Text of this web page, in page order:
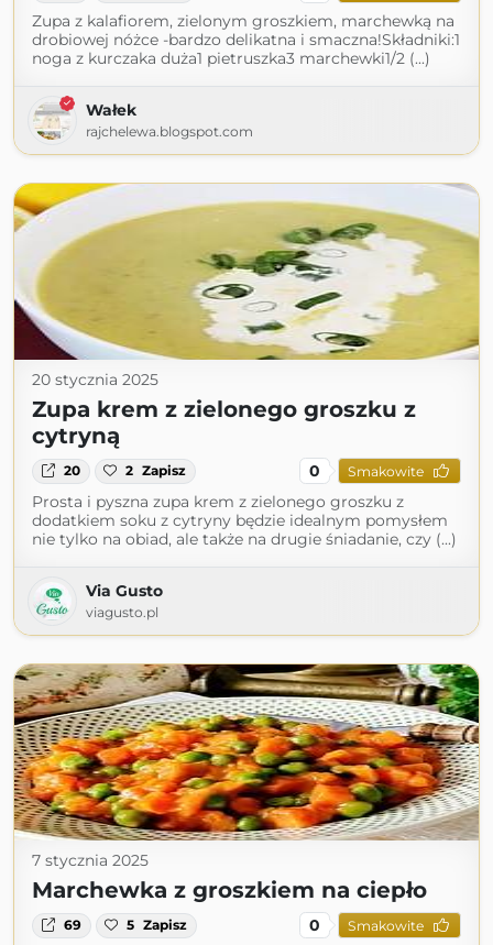
Zupa z kalafiorem, zielonym groszkiem, marchewką na
drobiowej nóżce -bardzo delikatna i smaczna!Składniki:1
noga z kurczaka duża1 pietruszka3 marchewki1/2 (...)
Wałek
rajchelewa.blogspot.com
20 stycznia 2025
Zupa krem z zielonego groszku z
cytryną
20 2 Zapisz 0 Smakowite
Prosta i pyszna zupa krem z zielonego groszku z
dodatkiem soku z cytryny będzie idealnym pomysłem
nie tylko na obiad, ale także na drugie śniadanie, czy (...)
Via Gusto
viagusto.pl
7 stycznia 2025
Marchewka z groszkiem na ciepło
69 5 Zapisz 0 Smakowite